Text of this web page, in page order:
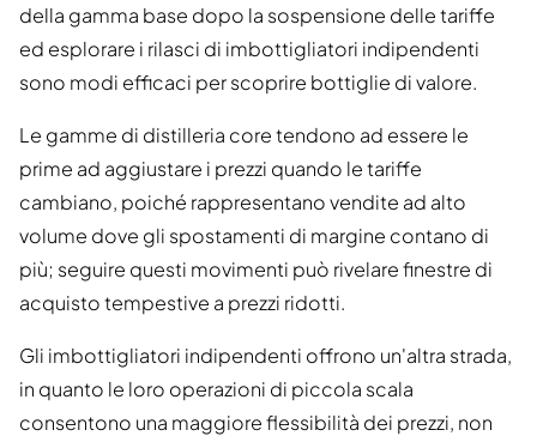
della gamma base dopo la sospensione delle tariffe
ed esplorare i rilasci di imbottigliatori indipendenti
sono modi efficaci per scoprire bottiglie di valore.
Le gamme di distilleria core tendono ad essere le
prime ad aggiustare i prezzi quando le tariffe
cambiano, poiché rappresentano vendite ad alto
volume dove gli spostamenti di margine contano di
più; seguire questi movimenti può rivelare finestre di
acquisto tempestive a prezzi ridotti.
Gli imbottigliatori indipendenti offrono un'altra strada,
in quanto le loro operazioni di piccola scala
consentono una maggiore flessibilità dei prezzi, non